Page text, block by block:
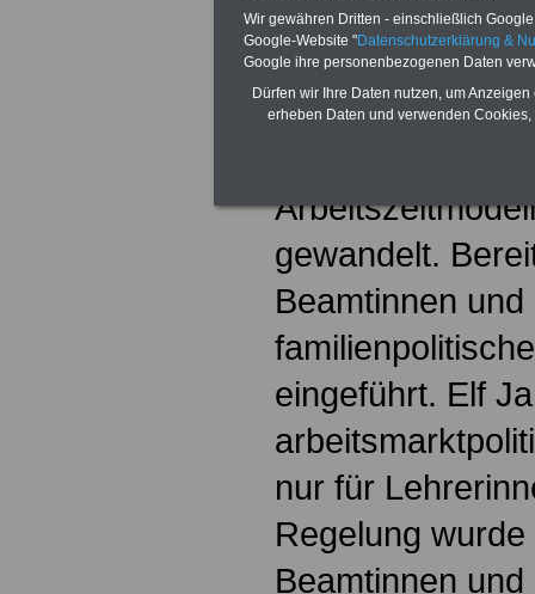
modern und
den
dienst- und
gewandelt.
Beamtinnen
eingeführt. Elf
nur für
Regelung
Beamtinnen
Wir gewähren Dritten - einschließlich
Google-Website "Datenschutzerklärung &
Google ihre personenbezogenen Daten
Dürfen wir Ihre Daten nutzen, um
erheben Daten und verwenden